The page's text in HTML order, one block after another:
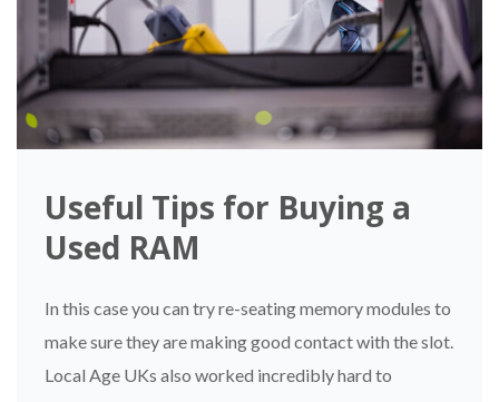
Useful Tips for Buying a
Used RAM
In this case you can try re-seating memory modules to
make sure they are making good contact with the slot.
Local Age UKs also worked incredibly hard to